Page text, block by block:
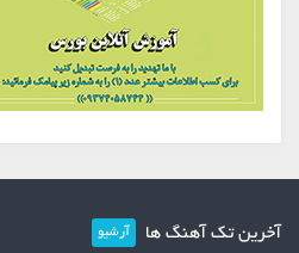
آخرین تک آهنگ ها آرشیو